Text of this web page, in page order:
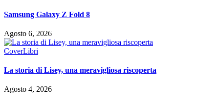
Samsung Galaxy Z Fold 8
Agosto 6, 2026
CoverLibri
La storia di Lisey, una meravigliosa riscoperta
Agosto 4, 2026